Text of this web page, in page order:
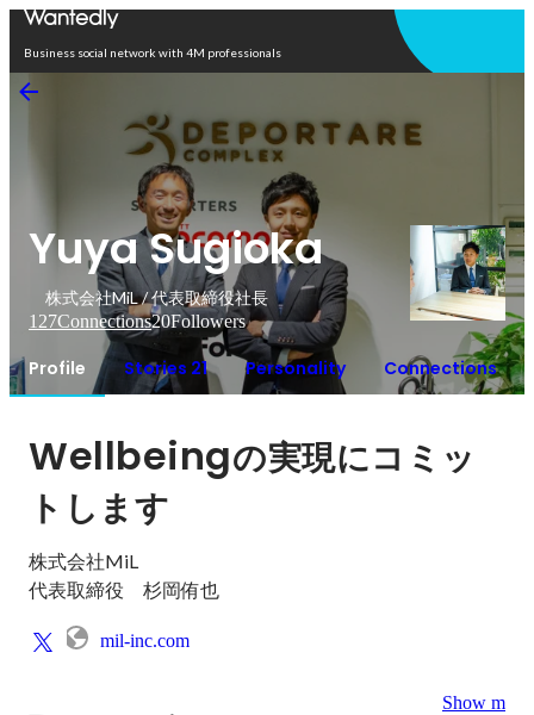
Business social network with 4M professionals
Yuya Sugioka
株式会社MiL / 代表取締役社長
127Connections20Followers
Profile Stories 21 Personality Connections
Wellbeingの実現にコミッ
トします
株式会社MiL
代表取締役　杉岡侑也
mil-inc.com
Show more